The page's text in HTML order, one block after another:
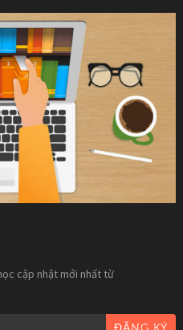
cập nhật mới nhất từ